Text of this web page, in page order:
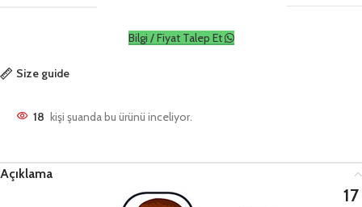
Bilgi / Fiyat Talep Et
Size guide
18 kişi şuanda bu ürünü inceliyor.
Açıklama
17